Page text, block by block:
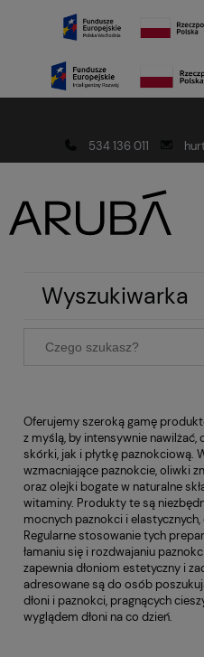
534 136 011
Wyszukiwarka
Oferujemy szeroką gamę
z myślą, by intensywnie
skórki, jak i płytkę paznokciową.
wzmacniające paznokcie, oliwki
oraz olejki bogate w naturalne
witaminy. Produkty te są
mocnych paznokci i
Regularne stosowanie tych
łamaniu się i rozdwajaniu
zapewnia dłoniom estetyczny i
adresowane są do osób
dłoni i paznokci, pragnących
wyglądem dłoni na co dzień.